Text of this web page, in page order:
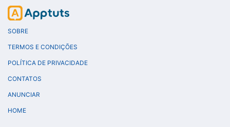
SOBRE
TERMOS E CONDIÇÕES
POLÍTICA DE PRIVACIDADE
CONTATOS
ANUNCIAR
HOME